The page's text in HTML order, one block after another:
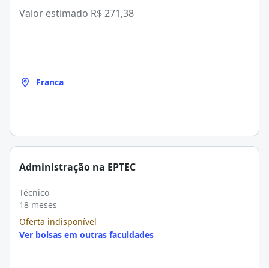
Valor estimado R$ 271,38
Franca
Administração na EPTEC
Técnico
18 meses
Oferta indisponível
Ver bolsas em outras faculdades